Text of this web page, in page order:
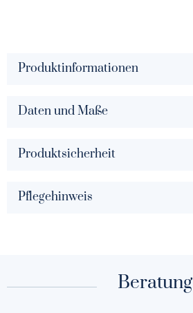
Produktinformationen
Daten und Maße
Produktsicherheit
Pflegehinweis
Beratung